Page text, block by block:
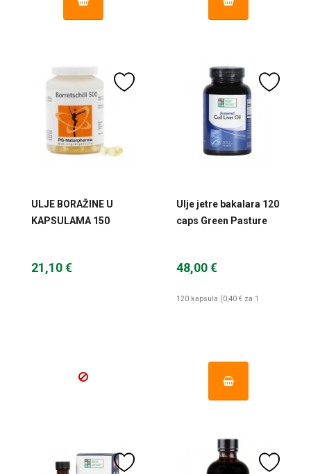
ULJE BORAŽINE U
KAPSULAMA 150
21,10 €
Ulje jetre bakalara 120
caps Green Pasture
48,00 €
120 kapsula (0,40 € za 1